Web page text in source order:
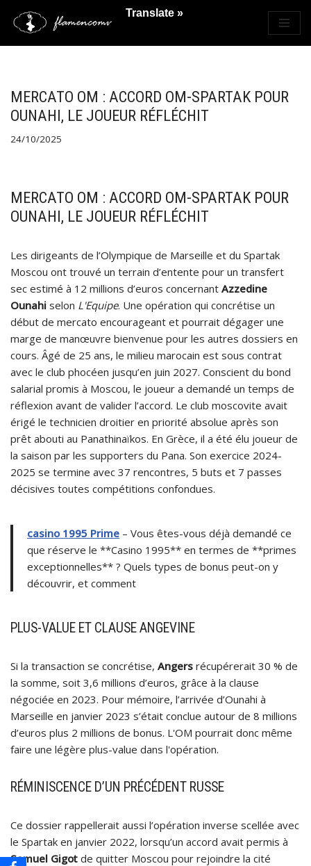
Saltar
MERCATO OM : ACCORD OM-SPARTAK POUR
OUNAHI, LE JOUEUR RÉFLÉCHIT
24/10/2025
MERCATO OM : ACCORD OM-SPARTAK POUR
OUNAHI, LE JOUEUR RÉFLÉCHIT
Les dirigeants de l’Olympique de Marseille et du Spartak
Moscou ont trouvé un terrain d’entente pour un transfert
sec estimé à 12 millions d’euros concernant Azzedine
Ounahi selon L'Equipe. Une opération qui concrétise un
début de mercato encourageant et pourrait dégager une
marge de manœuvre bienvenue pour les autres dossiers en
cours. Âgé de 25 ans, le milieu marocain est sous contrat
avec le club phocéen jusqu’en juin 2027. Conscient du bond
salarial promis à Moscou, le joueur a demandé un temps de
réflexion avant de valider l’accord. Le club moscovite avait
érigé le technicien droitier en priorité absolue après son
prêt abouti au Panathinaïkos. En Grèce, il a été élu joueur de
la saison par les supporters du Pana. Son exercice 2024-
2025 se termine avec 37 rencontres, 5 buts et 7 passes
décisives toutes compétitions confondues.
casino 1995 Prime – Vous êtes-vous déjà demandé ce
que réserve le **Casino 1995** en termes de **primes
exceptionnelles** ? Quels types de bonus peut-on y
découvrir, et comment
PLUS-VALUE ET CLAUSE ANGEVINE
Si la transaction se concrétise, Angers récupérerait 30 % de
la somme, soit 3,6 millions d’euros, grâce à la clause
négociée en 2023. Pour mémoire, l’arrivée d’Ounahi à
Marseille en janvier 2023 s’était conclue autour de 8 millions
d’euros plus 2 millions de bonus. L'OM pourrait donc même
faire une légère plus-value dans l'opération.
RÉMINISCENCE D’UN PRÉCÉDENT RUSSE
Ce dossier rappellerait aussi l’opération inverse scellée avec
le Spartak en janvier 2022, lorsqu’un accord avait permis à
Samuel Gigot de quitter Moscou pour rejoindre la cité
Translate »